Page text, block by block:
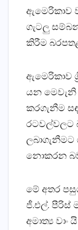
ඇමෙරිකාව
ගැටලු
කිරීම
‍ඇමෙරිකාව
යන
කරගැනීම
රටවල්වලට
ලබාගැනීමට
නොකරන
මේ අතර
ජී.එල්. පීරිස්
අමාත්‍ය වාං